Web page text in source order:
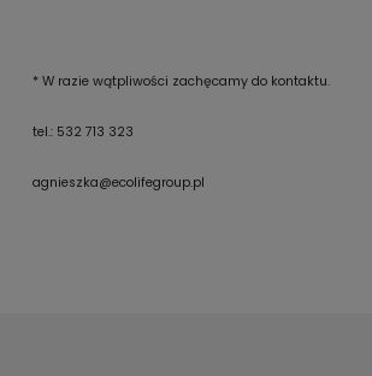
* W razie wątpliwości zachęcamy do kontaktu.
tel.: 532 713 323
agnieszka@ecolifegroup.pl